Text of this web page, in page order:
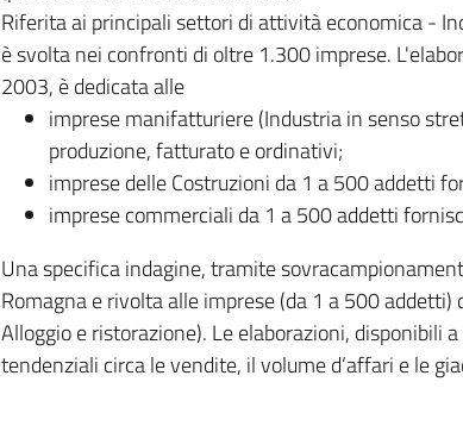
Riferita ai principali settori di attività economica -
è svolta nei confronti di oltre 1.300 imprese.
2003, è dedicata alle
imprese manifatturiere (Industria in senso
produzione, fatturato e ordinativi;
imprese delle Costruzioni da 1 a 500 addetti
imprese commerciali da 1 a 500 addetti
Una specifica indagine, tramite
Romagna e rivolta alle imprese (da 1 a 500 addetti)
Alloggio e ristorazione). Le elaborazioni,
tendenziali circa le vendite, il volume d’affari e le